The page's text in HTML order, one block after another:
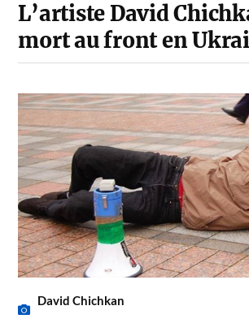
L’artiste David
mort au front en
David Chichkan